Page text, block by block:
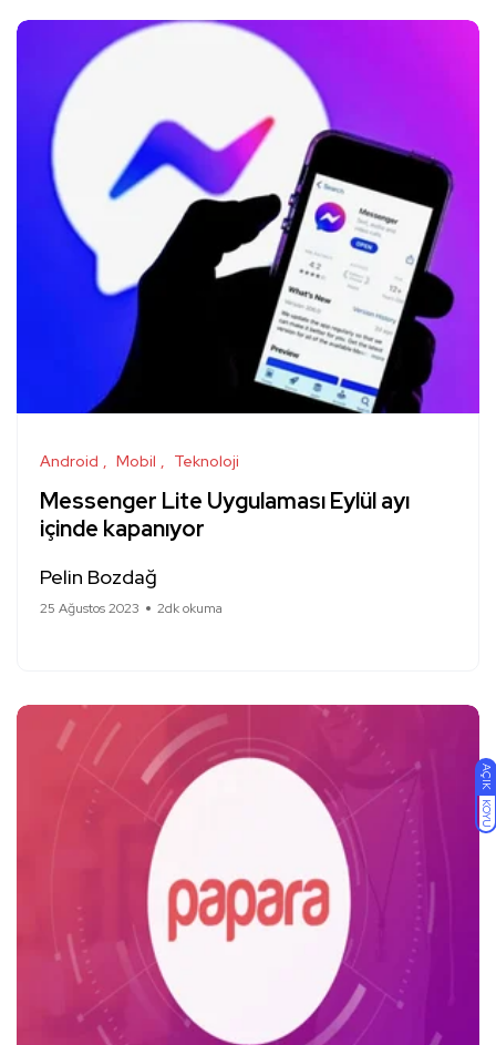
AÇIK
KOYU
Android Mobil Teknoloji
Messenger Lite Uygulaması Eylül ayı
içinde kapanıyor
Pelin Bozdağ
25 Ağustos 2023 2dk okuma